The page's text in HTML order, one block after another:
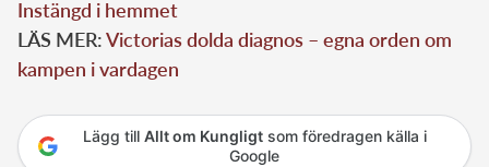
Instängd i hemmet
LÄS MER:Victorias dolda diagnos – egna orden om
kampen i vardagen
Lägg till Allt om Kungligtsom föredragen källa i
Google